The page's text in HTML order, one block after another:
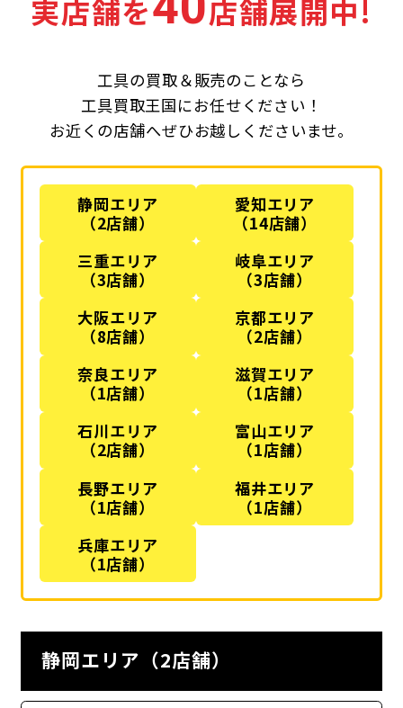
実店舗を 店舗展開中!
工具の買取＆販売のことなら
工具買取王国にお任せください！
お近くの店舗へぜひお越しくださいませ。
静岡エリア
（2店舗）
愛知エリア
（14店舗）
三重エリア
（3店舗）
岐阜エリア
（3店舗）
大阪エリア
（8店舗）
京都エリア
（2店舗）
奈良エリア
（1店舗）
滋賀エリア
（1店舗）
石川エリア
（2店舗）
富山エリア
（1店舗）
長野エリア
（1店舗）
福井エリア
（1店舗）
兵庫エリア
（1店舗）
静岡エリア（2店舗）